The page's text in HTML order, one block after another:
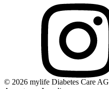
© 2026 mylife Diabetes Care AG